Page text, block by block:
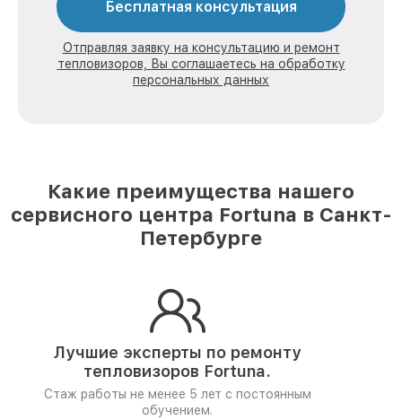
Бесплатная консультация
Отправляя заявку на консультацию и ремонт
тепловизоров, Вы соглашаетесь на обработку
персональных данных
Какие преимущества нашего
сервисного центра Fortuna в Санкт-
Петербурге
Лучшие эксперты по ремонту
тепловизоров Fortuna.
Стаж работы не менее 5 лет с постоянным
обучением.